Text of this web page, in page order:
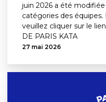
juin 2026 a été
catégories des
veuillez cliquer sur le
DE PARIS KATA
27 mai 2026